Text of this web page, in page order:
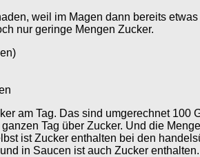
weil im Magen dann bereits
nur geringe Mengen Zucker.
am Tag. Das sind umgerechnet 100
Tag über Zucker. Und die
ist Zucker enthalten bei den
in Saucen ist auch Zucker